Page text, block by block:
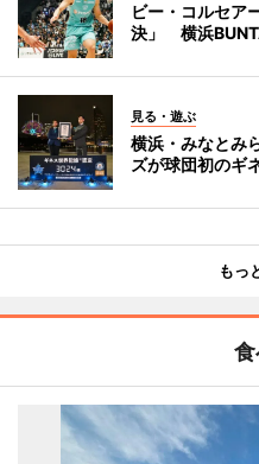
ビー・コルセア
決」 横浜
見る・遊ぶ
横浜・みなとみ
ズが球団初のギ
もっ